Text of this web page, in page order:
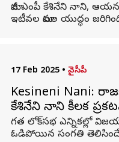
మాజీ ఎంపీ కేశినేని నాని,
ఇటీవల మాటల యుద్ధం
17 Feb 2025 • వైసీపీ
Kesineni Nani:
కేశినేని నాని కీలక
గత లోక్‌సభ ఎన్నికల్లో
ఓడిపోయిన సంగతి